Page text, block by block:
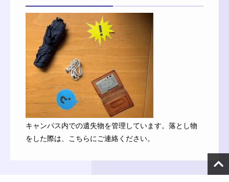
キャンパス内での遺失物を管理しています。落とし物
をした際は、こちらにご連絡ください。